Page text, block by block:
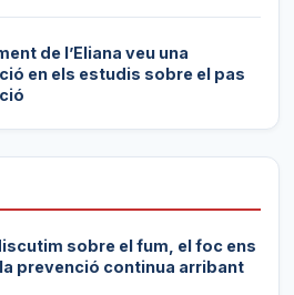
de l’Eliana veu una
en els estudis sobre el pas
sobre el fum, el foc ens
prevenció continua arribant